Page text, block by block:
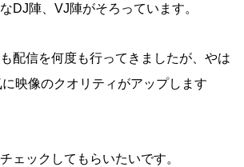
DJ陣、VJ陣がそろっています。
配信を何度も行ってきましたが、やは
映像のクオリティがアップします
ェックしてもらいたいです。